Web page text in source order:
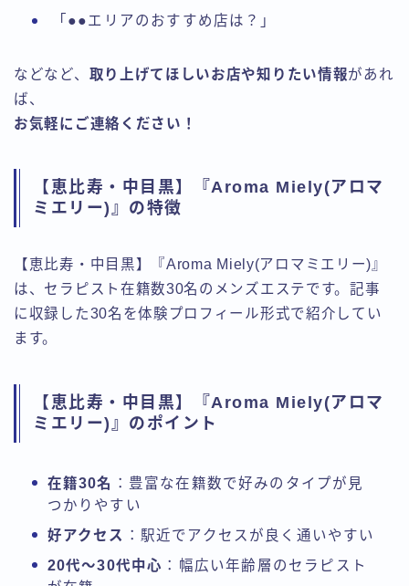
「●●エリアのおすすめ店は？」
などなど、 取り上げてほしいお店や知りたい情報があれ
ば、
お気軽にご連絡ください！
【恵比寿・中目黒】『Aroma Miely(アロマ
ミエリー)』の特徴
【恵比寿・中目黒】『Aroma Miely(アロマミエリー)』
は、セラピスト在籍数30名のメンズエステです。記事
に収録した30名を体験プロフィール形式で紹介してい
ます。
【恵比寿・中目黒】『Aroma Miely(アロマ
ミエリー)』のポイント
在籍30名 ：豊富な在籍数で好みのタイプが見
つかりやすい
好アクセス ：駅近でアクセスが良く通いやすい
20代〜30代中心 ：幅広い年齢層のセラピスト